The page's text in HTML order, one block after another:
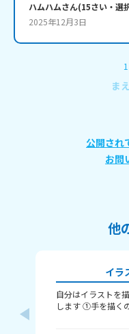
ハムハムさん(15さい・ 選
2025年12月3日
1
ま
公開され
お問
他
イラ
自分はイラストを
します ①手を描く